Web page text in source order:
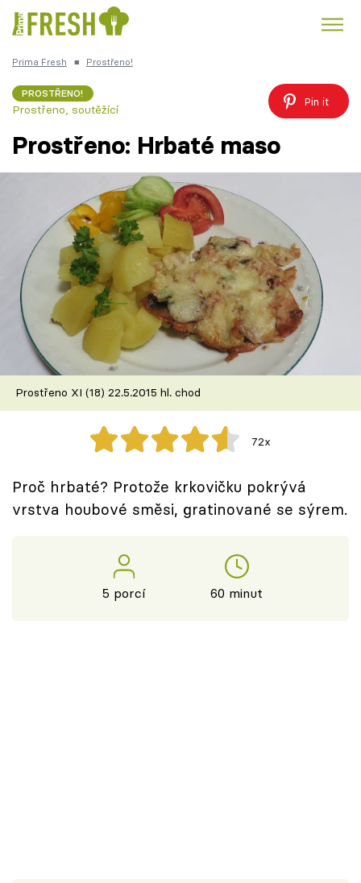
Česká kuchyně
Témata
Recepty
Články
TV Program
Škola vaření
Recepty z TV
Speciál: Cuketa
Těhotnej kuchař
Přihlášení
Prima Fresh ■ Prostřeno!
PROSTŘENO!
Prostřeno, soutěžící
Pin it
Prostřeno: Hrbaté maso
Prostřeno XI (18) 22.5.2015 hl. chod
72x
Proč hrbaté? Protože krkovičku pokrývá
vrstva houbové směsi, gratinované se sýrem.
5 porcí 60 minut